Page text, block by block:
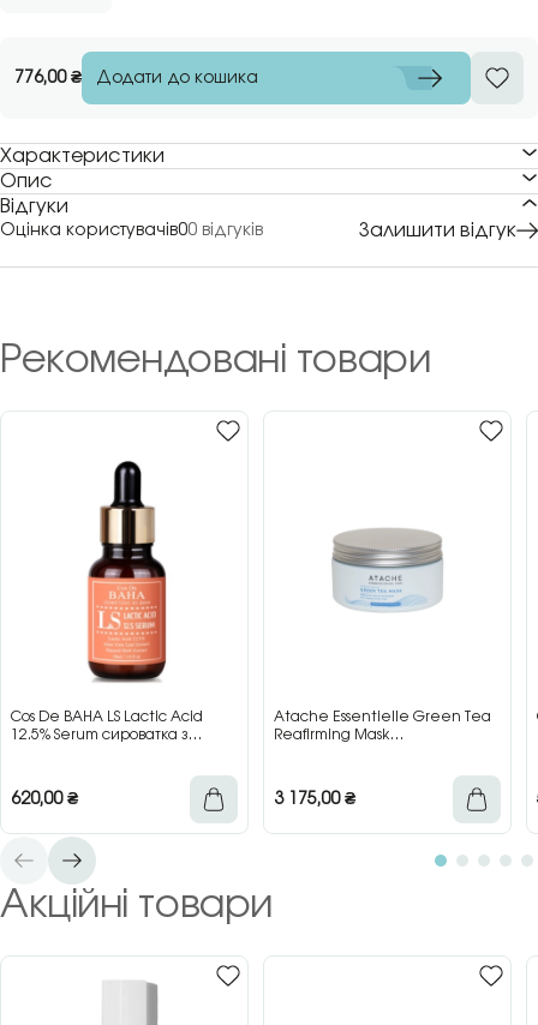
776,00₴ Додати до кошика
Характеристики
Опис
Відгуки
Оцінка користувачів00 відгуків Залишити відгук
Рекомендовані товари
Cos De BAHA LS Lactic Acid
12.5% Serum сироватка з
620,00₴
Atache Essentielle Green Tea
Reafirming Mask
3 175,00₴
Акційні товари